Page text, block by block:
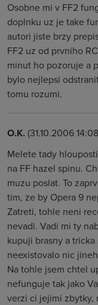
Osobne mi v FF2
doplnku uz je take
autori jiste brzy
FF2 uz od prvniho
minut ho pozoruje a
bylo nejlepsi
tomu rozumi.
O.K. (31.10.2006
Melete tady
na FF hazel spinu.
muzu poslat. To
tim, ze by Opera 9
Zatreti, tohle neni
nevadi. Vadi mi ty
kupuji brasny a tricka
neexistovalo nic
Na tohle jsem chtel
nefunguje tak jako
verzi ci jejimi zbytky,